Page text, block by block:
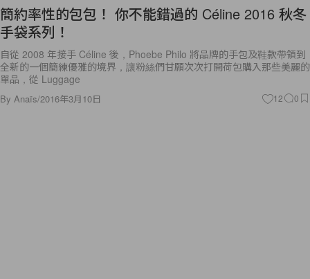
簡約率性的包包！ 你不能錯過的 Céline 2016 秋冬
手袋系列！
自從 2008 年接手 Céline 後，Phoebe Philo 將品牌的手包及鞋款帶領到
全新的一個簡練優雅的境界，讓粉絲們甘願次次打開荷包購入那些美麗的
單品，從 Luggage
By Anaïs/2016年3月10日 12 0